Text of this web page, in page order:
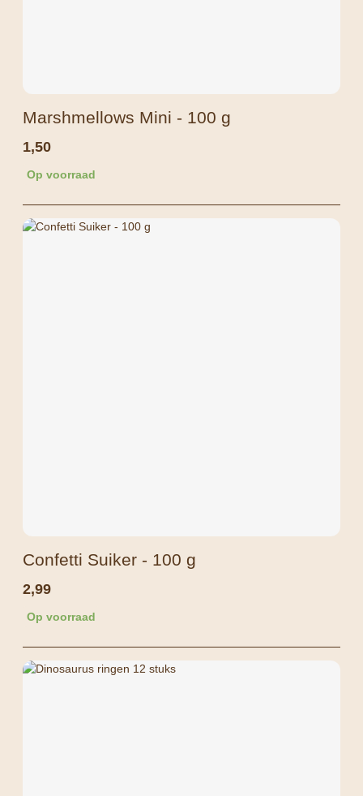
Marshmellows Mini - 100 g
1,50
Op voorraad
Confetti Suiker - 100 g
2,99
Op voorraad